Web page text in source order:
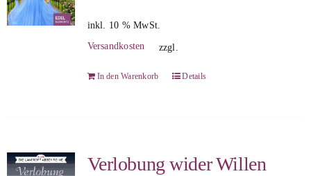
inkl. 10 % MwSt.
zzgl.
Versandkosten
In den Warenkorb Details
Verlobung wider Willen